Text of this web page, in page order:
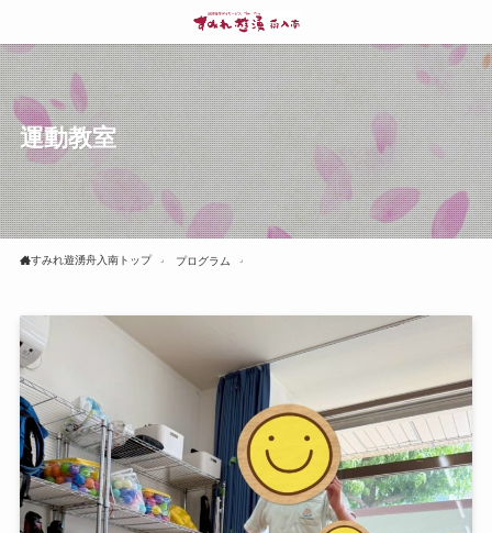
運動教室
すみれ遊湧舟入南トップ プログラム